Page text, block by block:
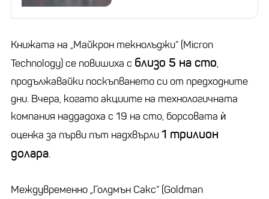
Книжата на „Майкрон текнолъджи“ (Micron
Technology) се повишиха с близо 5 на сто,
продължавайки поскъпването си от предходните
дни. Вчера, когато акциите на технологичната
компания наддадоха с 19 на сто, борсовата ѝ
оценка за първи път надхвърли1 трилион
долара.
Междувременно „Голдмън Сакс“ (Goldman